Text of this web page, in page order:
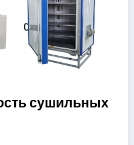
сушильных